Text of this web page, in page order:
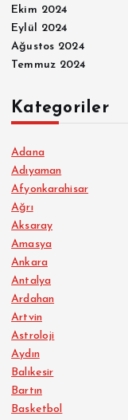
Ekim 2024
Eylül 2024
Ağustos 2024
Temmuz 2024
Kategoriler
Adana
Adıyaman
Afyonkarahisar
Ağrı
Aksaray
Amasya
Ankara
Antalya
Ardahan
Artvin
Astroloji
Aydın
Balıkesir
Bartın
Basketbol